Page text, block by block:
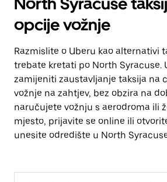
opcije vožnje
Razmislite o Uberu kao alternativi
trebate kretati po North Syracuse.
zamijeniti zaustavljanje taksija na
vožnje na zahtjev, bez obzira na
naručujete vožnju s aerodroma ili
mjesto, prijavite se online ili
unesite odredište u North